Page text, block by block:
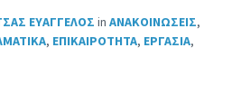
ΕΥΑΓΓΕΛΟΣ in ΑΝΑΚΟΙΝΩΣΕΙΣ,
, ΕΠΙΚΑΙΡΟΤΗΤΑ, ΕΡΓΑΣΙΑ,